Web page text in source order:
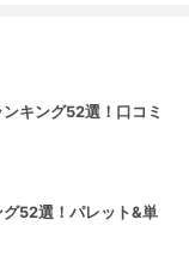
キング52選！口コミ
52選！パレット&単